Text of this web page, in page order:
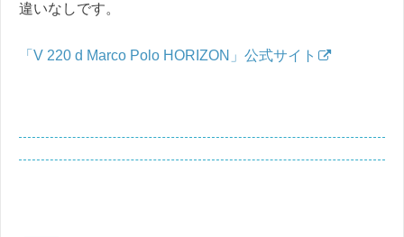
違いなしです。
「V 220 d Marco Polo HORIZON」公式サイト